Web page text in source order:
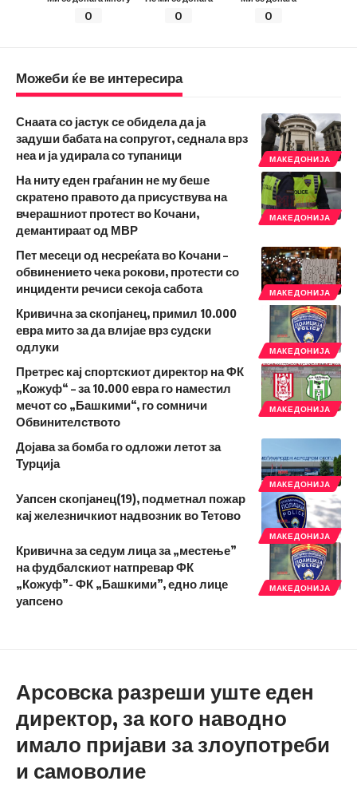
0 0 0
Можеби ќе ве интересира
МАКЕДОНИЈА
Снаата со јастук се обидела да ја
задуши бабата на сопругот, седнала врз
неа и ја удирала со тупаници
МАКЕДОНИЈА
На ниту еден граѓанин не му беше
скратено правото да присуствува на
вчерашниот протест во Кочани,
демантираат од МВР
МАКЕДОНИЈА
Пет месеци од несреќата во Кочани –
обвинението чека рокови, протести со
инциденти речиси секоја сабота
МАКЕДОНИЈА
Кривична за скопјанец, примил 10.000
евра мито за да влијае врз судски
одлуки
МАКЕДОНИЈА
Претрес кај спортскиот директор на ФК
„Кожуф“ – за 10.000 евра го наместил
мечот со „Башкими“, го сомничи
Обвинителството
МАКЕДОНИЈА
Дојава за бомба го одложи летот за
Турција
МАКЕДОНИЈА
Уапсен скопјанец(19), подметнал пожар
кај железничкиот надвозник во Тетово
МАКЕДОНИЈА
Кривична за седум лица за „местење”
на фудбалскиот натпревар ФК
„Кожуф”- ФК „Башкими”, едно лице
уапсено
Арсовска разреши уште еден
директор, за кого наводно
имало пријави за злоупотреби
и самоволие